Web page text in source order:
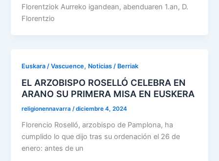
Florentziok Aurreko igandean, abenduaren 1.an, D.
Florentzio
Euskara / Vascuence, Noticias / Berriak
EL ARZOBISPO ROSELLÓ CELEBRA EN
ARANO SU PRIMERA MISA EN EUSKERA
religionennavarra/diciembre 4, 2024
Florencio Roselló, arzobispo de Pamplona, ha
cumplido lo que dijo tras su ordenación el 26 de
enero: antes de un